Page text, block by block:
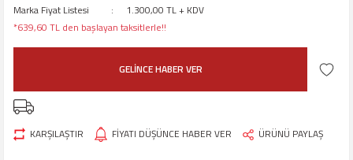
Marka Fiyat Listesi
1.300,00 TL + KDV
*639,60 TL den başlayan taksitlerle!!
GELİNCE HABER VER
KARŞILAŞTIR FİYATI DÜŞÜNCE HABER VER ÜRÜNÜ PAYLAŞ